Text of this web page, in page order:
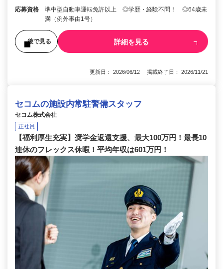
応募資格
準中型自動車運転免許以上 ◎学歴・経験不問！ ◎64歳未
満（例外事由1号）
後で見る 詳細を見る
更新日： 2026/06/12 掲載終了日： 2026/11/21
セコムの施設内常駐警備スタッフ
セコム株式会社
正社員
【福利厚生充実】奨学金返還支援、最大100万円！最長10
連休のフレックス休暇！平均年収は601万円！